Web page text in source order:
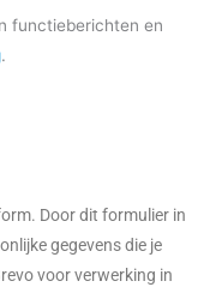
functieberichten en
.
Door dit formulier in
gegevens die je
voor verwerking in